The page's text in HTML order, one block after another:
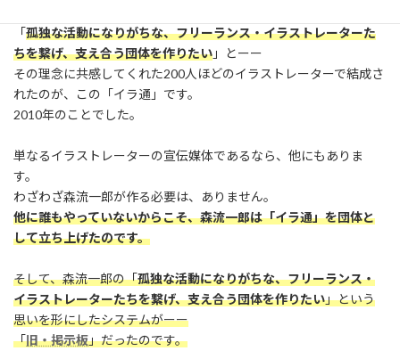
「孤独な活動になりがちな、フリーランス・イラストレーターた
ちを繋げ、支え合う団体を作りたい 」とーー
その理念に共感してくれた200人ほどのイラストレーターで結成さ
れたのが、この「イラ通」です。
2010年のことでした。
単なるイラストレーターの宣伝媒体であるなら、他にもありま
す。
わざわざ森流一郎が作る必要は、ありません。
他に誰もやっていないからこそ、森流一郎は「イラ通」を団体と
して立ち上げたのです。
そして、森流一郎の「孤独な活動になりがちな、フリーランス・
イラストレーターたちを繋げ、支え合う団体を作りたい」という
思いを形にしたシステムがーー
「旧・掲示板」だったのです。